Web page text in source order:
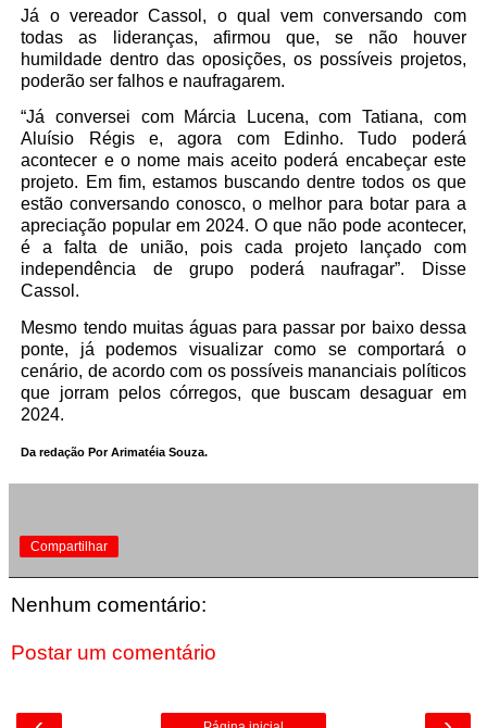
Já o vereador Cassol, o qual vem conversando com
todas as lideranças, afirmou que, se não houver
humildade dentro das oposições, os possíveis projetos,
poderão ser falhos e naufragarem.
“Já conversei com Márcia Lucena, com Tatiana, com
Aluísio Régis e, agora com Edinho. Tudo poderá
acontecer e o nome mais aceito poderá encabeçar este
projeto. Em fim, estamos buscando dentre todos os que
estão conversando conosco, o melhor para botar para a
apreciação popular em 2024. O que não pode acontecer,
é a falta de união, pois cada projeto lançado com
independência de grupo poderá naufragar”. Disse
Cassol.
Mesmo tendo muitas águas para passar por baixo dessa
ponte, já podemos visualizar como se comportará o
cenário, de acordo com os possíveis mananciais políticos
que jorram pelos córregos, que buscam desaguar em
2024.
Da redação Por Arimatéia Souza.
Compartilhar
Nenhum comentário:
Postar um comentário